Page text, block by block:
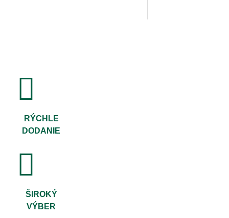
RÝCHLE
DODANIE
ŠIROKÝ
VÝBER